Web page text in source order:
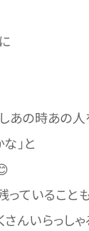
の時あの人
」と
ていること
んいらっし